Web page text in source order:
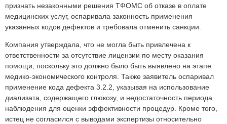
признать незаконными решения ТФОМС об отказе в оплате
медицинских услуг, оспаривала законность применения
указанных кодов дефектов и требовала отменить санкции.
Компания утверждала, что не могла быть привлечена к
ответственности за отсутствие лицензии по месту оказания
помощи, поскольку это должно было быть выявлено на этапе
медико-экономического контроля. Также заявитель оспаривал
применение кода дефекта 3.2.2, указывая на использование
диализата, содержащего глюкозу, и недостаточность периода
наблюдения для оценки эффективности процедур. Кроме того,
истец не согласился с выводами экспертизы относительно